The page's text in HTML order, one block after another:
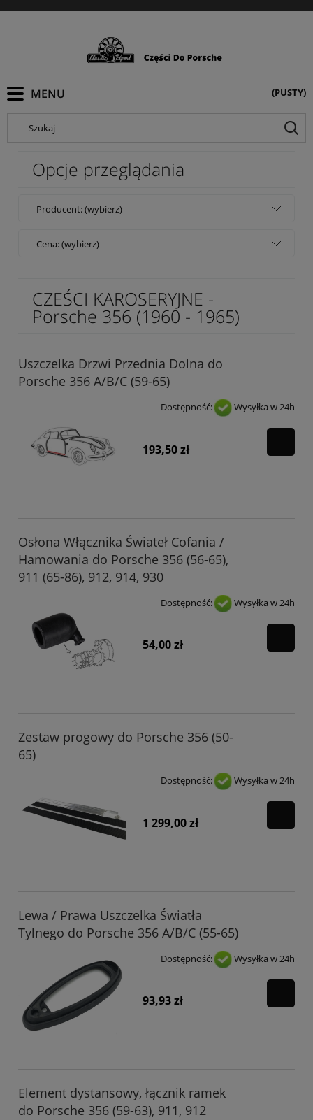
(PUSTY)
Szukaj
Opcje przeglądania
Producent: (wybierz)
Cena: (wybierz)
CZEŚCI KAROSERYJNE -
Porsche 356 (1960 - 1965)
Uszczelka Drzwi Przednia Dolna do
Porsche 356 A/B/C (59-65)
Dostępność: Wysyłka w 24h
193,50 zł
Osłona Włącznika Świateł Cofania /
Hamowania do Porsche 356 (56-65),
911 (65-86), 912, 914, 930
Dostępność: Wysyłka w 24h
54,00 zł
Zestaw progowy do Porsche 356 (50-
65)
Dostępność: Wysyłka w 24h
1 299,00 zł
Lewa / Prawa Uszczelka Światła
Tylnego do Porsche 356 A/B/C (55-65)
Dostępność: Wysyłka w 24h
93,93 zł
Element dystansowy, łącznik ramek
do Porsche 356 (59-63), 911, 912